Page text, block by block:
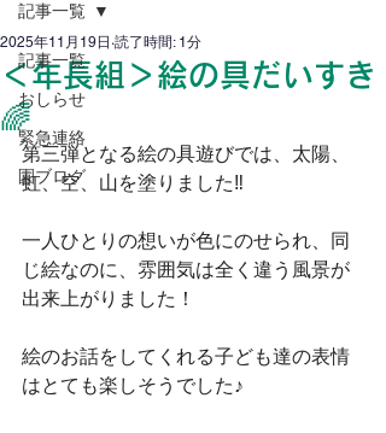
記事一覧
おしらせ
緊急連絡
園ブログ
記事一覧
＜年長組＞絵の具だいすき
🌈
2025年11月19日 読了時間: 1分
第三弾となる絵の具遊びでは、太陽、
虹、空、山を塗りました‼
一人ひとりの想いが色にのせられ、同
じ絵なのに、雰囲気は全く違う風景が
出来上がりました！
絵のお話をしてくれる子ども達の表情
はとても楽しそうでした♪